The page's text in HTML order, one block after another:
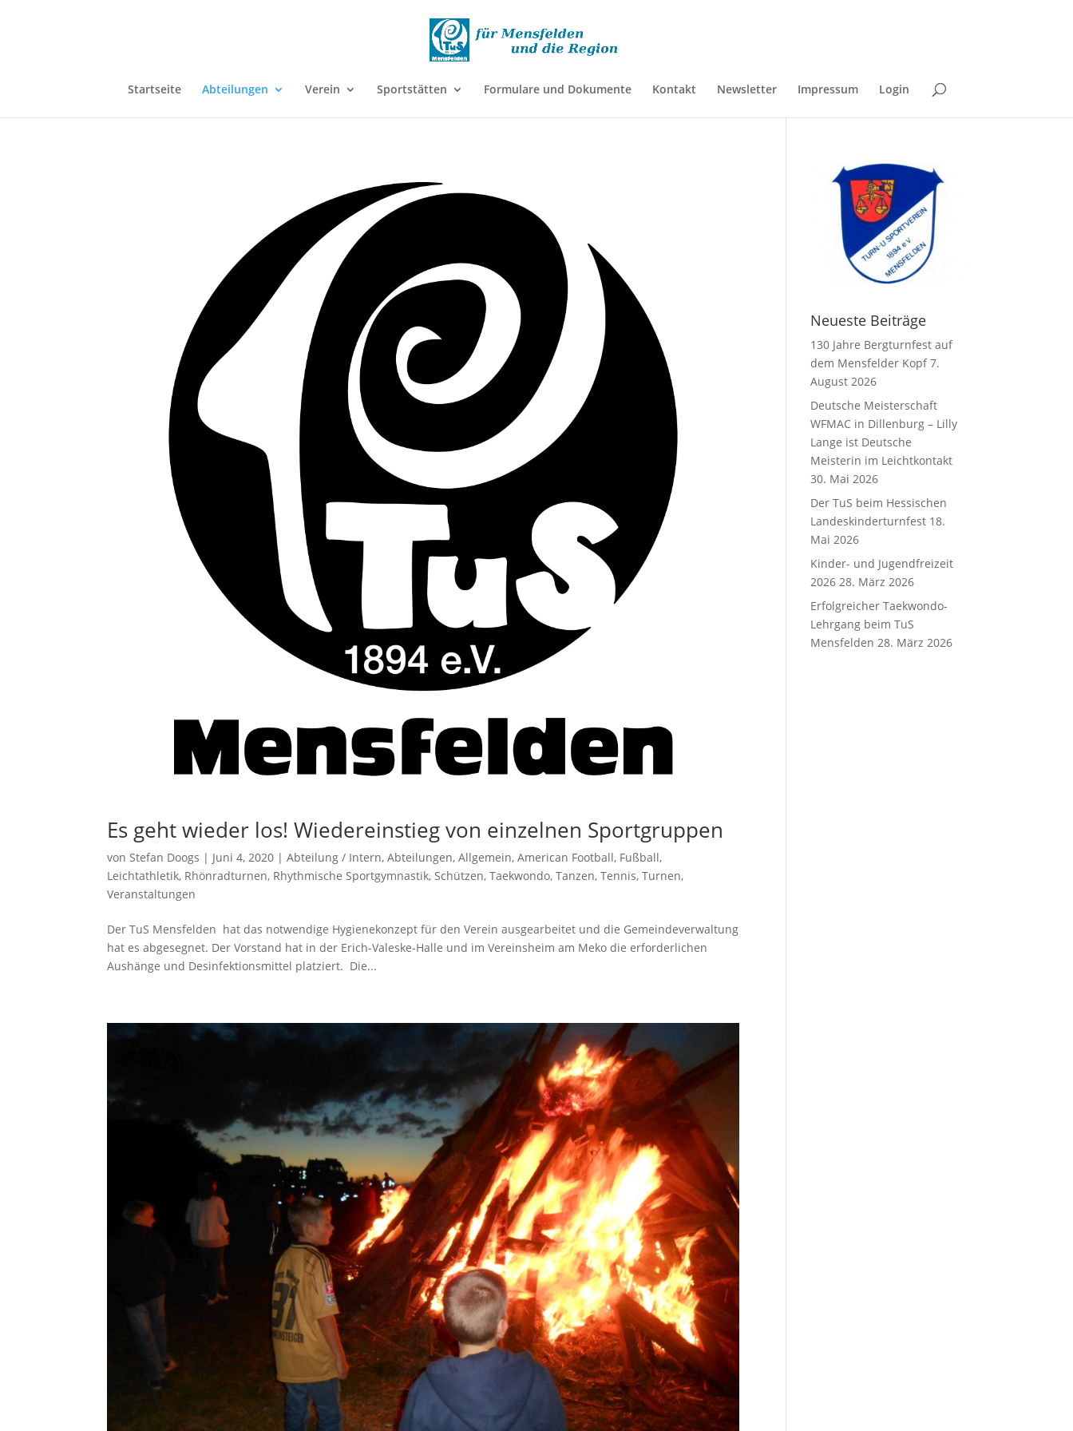
Startseite Abteilungen Verein Sportstätten Formulare und Dokumente Kontakt Newsletter Impressum Login
Es geht wieder los! Wiedereinstieg von einzelnen Sportgruppen
von Stefan Doogs | Juni 4, 2020 |Abteilung / Intern,Abteilungen,Allgemein,American Football, Fußball,
Leichtathletik, Rhönradturnen, Rhythmische Sportgymnastik, Schützen,Taekwondo,Tanzen,Tennis,Turnen,
Veranstaltungen
Der TuS Mensfelden hat das notwendige Hygienekonzept für den Verein ausgearbeitet und die Gemeindeverwaltung
hat es abgesegnet. Der Vorstand hat in der Erich-Valeske-Halle und im Vereinsheim am Meko die erforderlichen
Aushänge und Desinfektionsmittel platziert. Die...
Neueste Beiträge
130 Jahre Bergturnfest auf
dem Mensfelder Kopf 7.
August 2026
Deutsche Meisterschaft
WFMAC in Dillenburg – Lilly
Lange ist Deutsche
Meisterin im Leichtkontakt
30. Mai 2026
Der TuS beim Hessischen
Landeskinderturnfest 18.
Mai 2026
Kinder- und Jugendfreizeit
2026 28. März 2026
Erfolgreicher Taekwondo-
Lehrgang beim TuS
Mensfelden 28. März 2026